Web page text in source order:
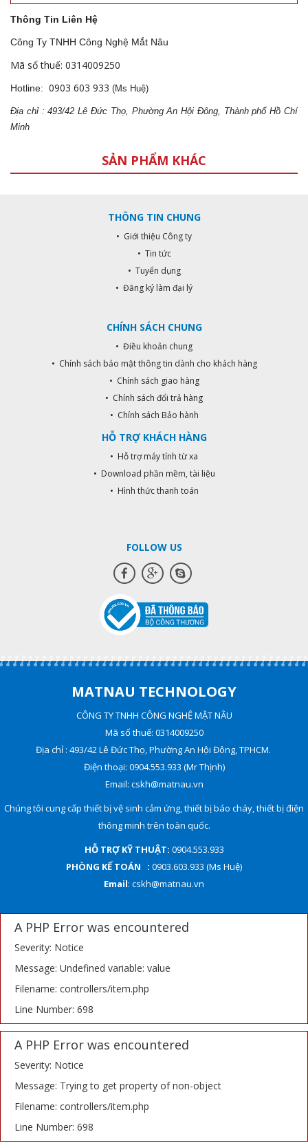
Thông Tin Liên Hệ
Công Ty TNHH Công Nghệ Mắt Nâu
Mã số thuế: 0314009250
Hotline: 0903 603 933 (Ms Huệ)
Địa chỉ : 493/42 Lê Đức Thọ, Phường An Hội Đông, Thành phố Hồ Chí
Minh
SẢN PHẨM KHÁC
THÔNG TIN CHUNG
• Giới thiệu Công ty
• Tin tức
• Tuyển dụng
• Đăng ký làm đại lý
CHÍNH SÁCH CHUNG
• Điều khoản chung
• Chính sách bảo mật thông tin dành cho khách hàng
• Chính sách giao hàng
• Chính sách đổi trả hàng
• Chính sách Bảo hành
HỖ TRỢ KHÁCH HÀNG
• Hỗ trợ máy tính từ xa
• Download phần mềm, tài liệu
• Hình thức thanh toán
FOLLOW US
MATNAU TECHNOLOGY
CÔNG TY TNHH CÔNG NGHỆ MẶT NÂU
Mã số thuế: 0314009250
Địa chỉ : 493/42 Lê Đức Thọ, Phường An Hội Đông, TPHCM.
Điện thoại: 0904.553.933 (Mr Thịnh)
Email: cskh@matnau.vn
Chúng tôi cung cấp thiết bị vệ sinh cảm ứng, thiết bị báo cháy, thiết bị điện
thông minh trên toàn quốc.
HỖ TRỢ KỸ THUẬT: 0904.553.933
PHÒNG KẾ TOÁN : 0903.603.933 (Ms Huệ)
Email: cskh@matnau.vn
A PHP Error was encountered
Severity: Notice
Message: Undefined variable: value
Filename: controllers/item.php
Line Number: 698
A PHP Error was encountered
Severity: Notice
Message: Trying to get property of non-object
Filename: controllers/item.php
Line Number: 698